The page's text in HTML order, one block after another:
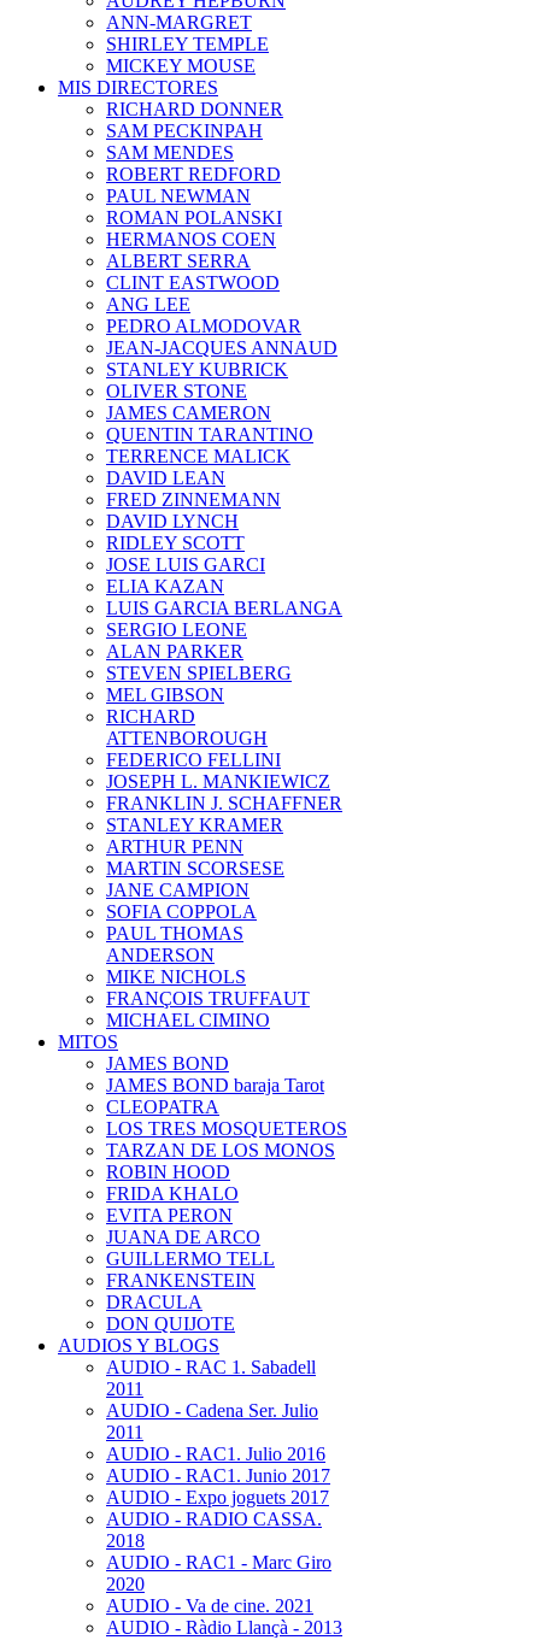
ANN-MARGRET
SHIRLEY TEMPLE
MICKEY MOUSE
MIS DIRECTORES
RICHARD DONNER
SAM PECKINPAH
SAM MENDES
ROBERT REDFORD
PAUL NEWMAN
ROMAN POLANSKI
HERMANOS COEN
ALBERT SERRA
CLINT EASTWOOD
ANG LEE
PEDRO ALMODOVAR
JEAN-JACQUES ANNAUD
STANLEY KUBRICK
OLIVER STONE
JAMES CAMERON
QUENTIN TARANTINO
TERRENCE MALICK
DAVID LEAN
FRED ZINNEMANN
DAVID LYNCH
RIDLEY SCOTT
JOSE LUIS GARCI
ELIA KAZAN
LUIS GARCIA BERLANGA
SERGIO LEONE
ALAN PARKER
STEVEN SPIELBERG
MEL GIBSON
RICHARD
ATTENBOROUGH
FEDERICO FELLINI
JOSEPH L. MANKIEWICZ
FRANKLIN J. SCHAFFNER
STANLEY KRAMER
ARTHUR PENN
MARTIN SCORSESE
JANE CAMPION
SOFIA COPPOLA
PAUL THOMAS
ANDERSON
MIKE NICHOLS
FRANÇOIS TRUFFAUT
MICHAEL CIMINO
MITOS
JAMES BOND
JAMES BOND baraja Tarot
CLEOPATRA
LOS TRES MOSQUETEROS
TARZAN DE LOS MONOS
ROBIN HOOD
FRIDA KHALO
EVITA PERON
JUANA DE ARCO
GUILLERMO TELL
FRANKENSTEIN
DRACULA
DON QUIJOTE
AUDIOS Y BLOGS
AUDIO - RAC 1. Sabadell
2011
AUDIO - Cadena Ser. Julio
2011
AUDIO - RAC1. Julio 2016
AUDIO - RAC1. Junio 2017
AUDIO - Expo joguets 2017
AUDIO - RADIO CASSA.
2018
AUDIO - RAC1 - Marc Giro
2020
AUDIO - Va de cine. 2021
AUDIO - Ràdio Llançà - 2013